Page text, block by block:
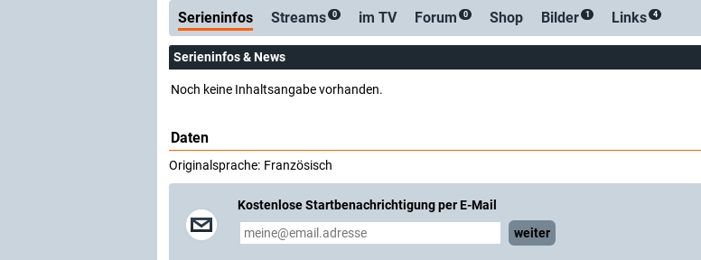
Serieninfos Streams 0 im TV Forum 0 Shop Bilder 1 Links 4
Serieninfos & News
Noch keine Inhaltsangabe vorhanden.
Daten
Originalsprache: Französisch
Kostenlose Startbenachrichtigung per E-Mail
weiter